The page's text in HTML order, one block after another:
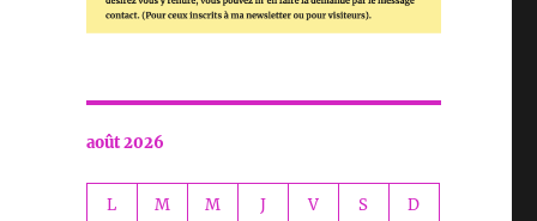
août 2026
L M M J V S D